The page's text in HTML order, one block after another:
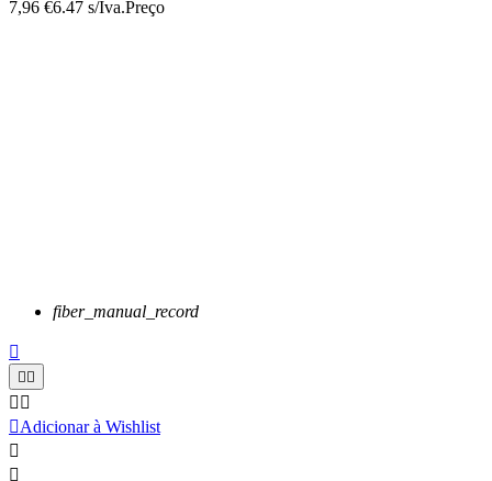
7,96 €6.47 s/Iva.Preço
fiber_manual_record


 
Adicionar à Wishlist

